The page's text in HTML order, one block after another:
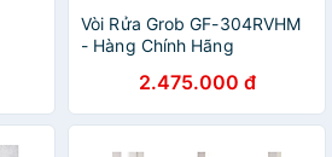
Vòi Rửa Grob GF-304RVHM
- Hàng Chính Hãng
2.475.000 đ